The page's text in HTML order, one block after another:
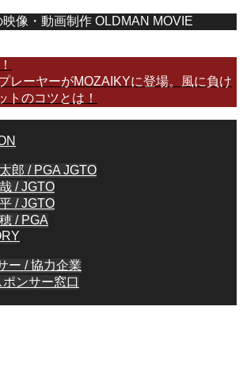
像・動画制作 OLDMAN MOVIE
レーヤーがMOZAIKYに登場。風に負け
トのコツとは！
郎 / PGA JGTO
/ JGTO
/ JGTO
/ PGA
ー / 協力企業
ンサー窓口